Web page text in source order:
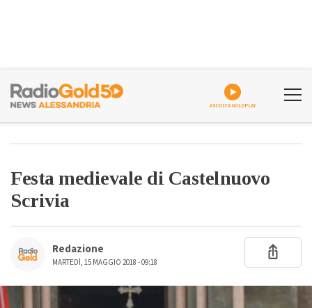
ASCOLTA GOLDPLAY
Festa medievale di Castelnuovo
Scrivia
Redazione
MARTEDÌ, 15 MAGGIO 2018 - 09:18